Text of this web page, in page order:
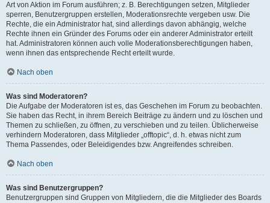
Art von Aktion im Forum ausführen; z. B. Berechtigungen setzen, Mitglieder
sperren, Benutzergruppen erstellen, Moderationsrechte vergeben usw. Die
Rechte, die ein Administrator hat, sind allerdings davon abhängig, welche
Rechte ihnen ein Gründer des Forums oder ein anderer Administrator erteilt
hat. Administratoren können auch volle Moderationsberechtigungen haben,
wenn ihnen das entsprechende Recht erteilt wurde.
Nach oben
Was sind Moderatoren?
Die Aufgabe der Moderatoren ist es, das Geschehen im Forum zu beobachten.
Sie haben das Recht, in ihrem Bereich Beiträge zu ändern und zu löschen und
Themen zu schließen, zu öffnen, zu verschieben und zu teilen. Üblicherweise
verhindern Moderatoren, dass Mitglieder „offtopic“, d. h. etwas nicht zum
Thema Passendes, oder Beleidigendes bzw. Angreifendes schreiben.
Nach oben
Was sind Benutzergruppen?
Benutzergruppen sind Gruppen von Mitgliedern, die die Mitglieder des Boards